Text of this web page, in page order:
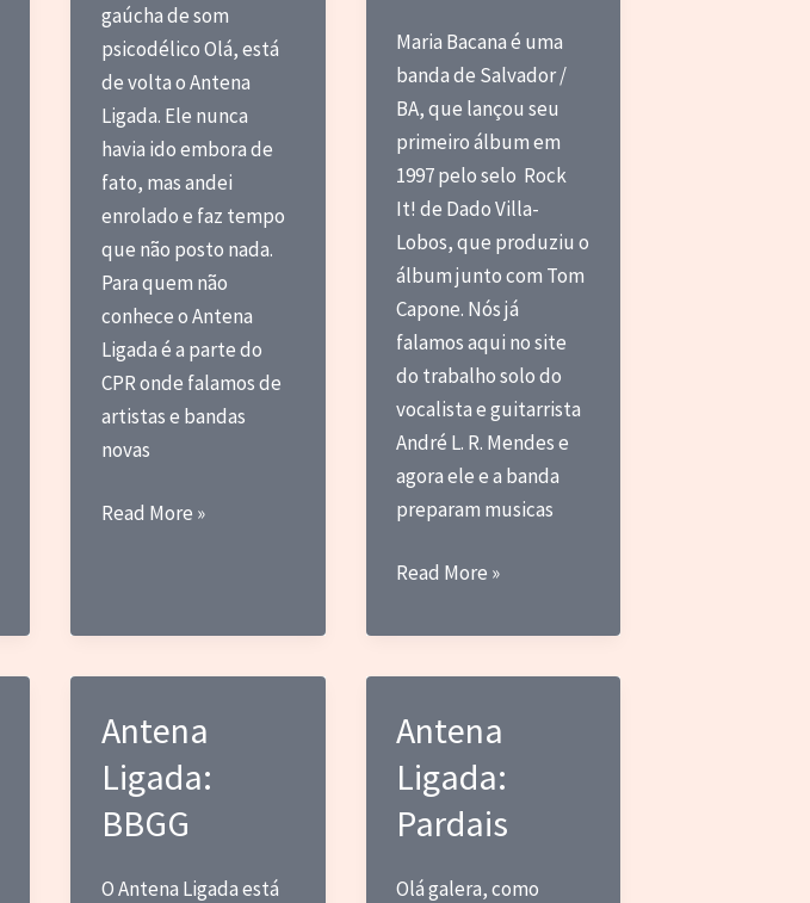
gaúcha de som
psicodélico Olá, está
de volta o Antena
Ligada. Ele nunca
havia ido embora de
fato, mas andei
enrolado e faz tempo
que não posto nada.
Para quem não
conhece o Antena
Ligada é a parte do
CPR onde falamos de
artistas e bandas
novas
Antena
Read More »
Maria Bacana é uma
banda de Salvador /
BA, que lançou seu
primeiro álbum em
1997 pelo selo Rock
It! de Dado Villa-
Lobos, que produziu o
álbum junto com Tom
Capone. Nós já
falamos aqui no site
do trabalho solo do
vocalista e guitarrista
André L. R. Mendes e
agora ele e a banda
preparam musicas
Maria
em
Projeto
Financiamento
Coletivo
Read More »
Antena
Ligada:
BBGG
O Antena Ligada está
Antena
Ligada:
Pardais
Olá galera, como